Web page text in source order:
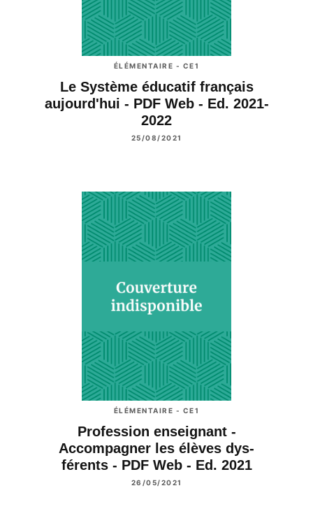
ÉLÉMENTAIRE - CE1
Le Système éducatif français
aujourd'hui - PDF Web - Ed. 2021-
2022
25/08/2021
ÉLÉMENTAIRE - CE1
Profession enseignant -
Accompagner les élèves dys-
férents - PDF Web - Ed. 2021
26/05/2021